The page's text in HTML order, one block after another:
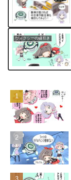
ヴォクシーの値引き